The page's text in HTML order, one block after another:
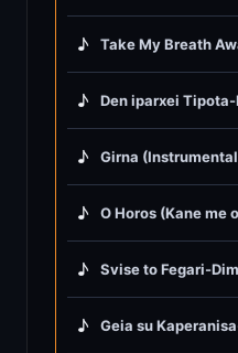
♪ Take My Breath
♪ Den iparxei
♪ Girna
♪ O Horos (Kane me
♪ Svise to Fegari-
♪ Geia su